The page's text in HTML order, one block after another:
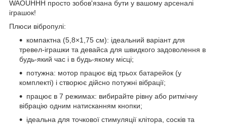
WAOUHHH просто зобов'язана бути у вашому арсеналі
іграшок!
Плюси вібропулі:
компактна (5,8×1,75 см): ідеальний варіант для
тревел-іграшки та девайса для швидкого задоволення в
будь-який час і в будь-якому місці;
потужна: мотор працює від трьох батарейок (у
комплекті) і створює дійсно потужні вібрації;
працює в 7 режимах: вибирайте рівну або ритмічну
вібрацію одним натисканням кнопки;
ідеальна для точкової стимуляції клітора, сосків та